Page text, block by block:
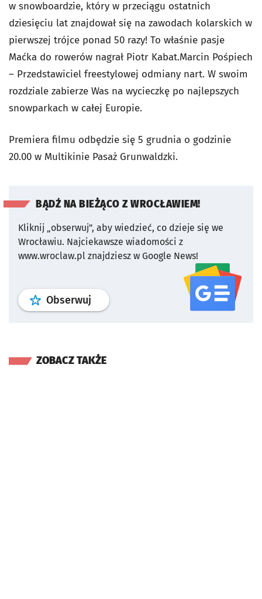
w snowboardzie, który w przeciągu ostatnich
dziesięciu lat znajdował się na zawodach kolarskich w
pierwszej trójce ponad 50 razy! To właśnie pasje
Maćka do rowerów nagrał Piotr Kabat.Marcin Pośpiech
– Przedstawiciel freestylowej odmiany nart. W swoim
rozdziale zabierze Was na wycieczkę po najlepszych
snowparkach w całej Europie.
Premiera filmu odbędzie się 5 grudnia o godzinie
20.00 w Multikinie Pasaż Grunwaldzki.
BĄDŹ NA BIEŻĄCO Z WROCŁAWIEM!
Kliknij „obserwuj”, aby wiedzieć, co dzieje się we
Wrocławiu. Najciekawsze wiadomości z
www.wroclaw.pl znajdziesz w Google News!
Obserwuj profil serwisu
ZOBACZ TAKŻE